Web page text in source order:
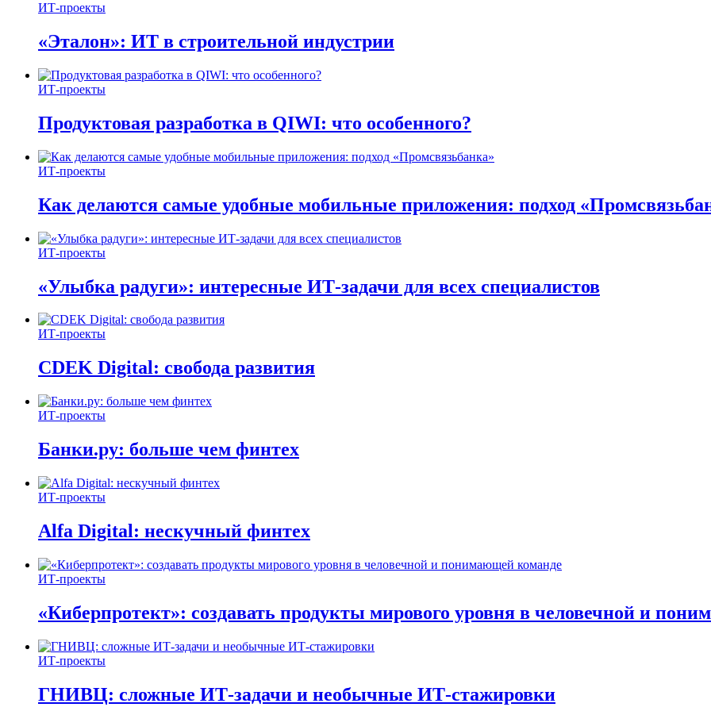
ИТ-проекты
«Эталон»: ИТ в строительной индустрии
ИТ-проекты
Продуктовая разработка в QIWI: что особенного?
ИТ-проекты
Как делаются самые удобные мобильные приложения: подход
ИТ-проекты
«Улыбка радуги»: интересные ИТ-задачи для всех специалистов
ИТ-проекты
CDEK Digital: свобода развития
ИТ-проекты
Банки.ру: больше чем финтех
ИТ-проекты
Alfa Digital: нескучный финтех
ИТ-проекты
«Киберпротект»: создавать продукты мирового уровня в человечной и
ИТ-проекты
ГНИВЦ: сложные ИТ‑задачи и необычные ИТ‑стажировки